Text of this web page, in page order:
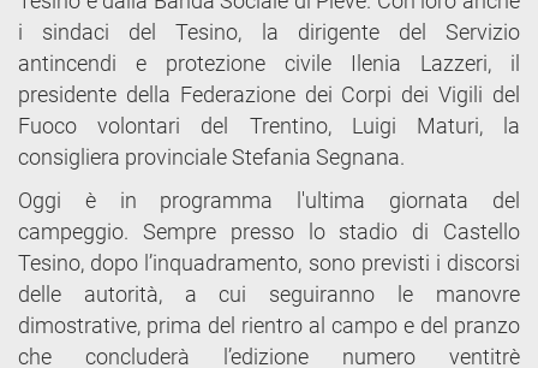
i sindaci del Tesino, la dirigente del Servizio
antincendi e protezione civile Ilenia Lazzeri, il
presidente della Federazione dei Corpi dei Vigili del
Fuoco volontari del Trentino, Luigi Maturi, la
consigliera provinciale Stefania Segnana.
Oggi è in programma l'ultima giornata del
campeggio. Sempre presso lo stadio di Castello
Tesino, dopo l’inquadramento, sono previsti i discorsi
delle autorità, a cui seguiranno le manovre
dimostrative, prima del rientro al campo e del pranzo
che concluderà l’edizione numero ventitrè